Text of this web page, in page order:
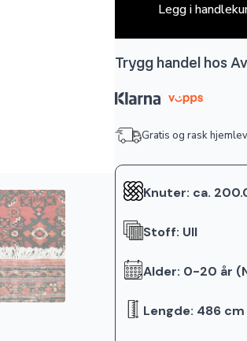
Legg i
Trygg handel hos
Gratis og rask
Knuter: ca.
Stoff: Ull
Alder: 0-20 år
Lengde: 486 cm